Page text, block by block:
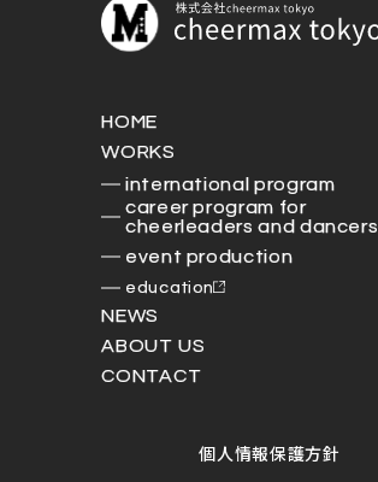
HOME
WORKS
international program
career program for
cheerleaders and dancers
event production
education
NEWS
ABOUT US
CONTACT
個人情報保護方針